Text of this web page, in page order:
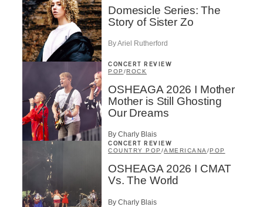
Domesicle Series: The
Story of Sister Zo
By Ariel Rutherford
CONCERT REVIEW
POP /ROCK
OSHEAGA 2026 I Mother
Mother is Still Ghosting
Our Dreams
By Charly Blais
CONCERT REVIEW
COUNTRY POP /AMERICANA/POP
OSHEAGA 2026 I CMAT
Vs. The World
By Charly Blais